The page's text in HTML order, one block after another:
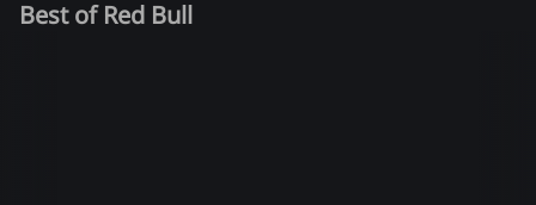
Best of Red Bull